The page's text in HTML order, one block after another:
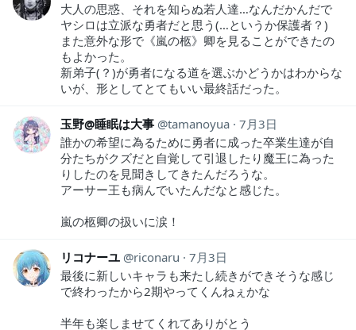
大人の思惑、それを知らぬ若人達…なんだかんだで
ヤシロは立派な勇者だと思う(…というか保護者？)
また意外な形で《嵐の柩》卿を見ることができたの
もよかった。
新弟子(？)が勇者になる道を選ぶかどうかはわからな
いが、形としてとてもいい最終話だった。
玉野@睡眠は大事 tamanoyua 7月3日
誰かの希望に為るために勇者に成った卒業生達が自
分たちがクズだと自覚して引退したり魔王に為った
りしたのを見聞きしてきたんだろうな。
アーサー王も病んでいたんだなと感じた。
嵐の柩卿の扱いに涙！
リコナーユ riconaru
7月3日
最後に新しいキャラも来たし続きができそうな感じ
で終わったから2期やってくんねぇかな
半年も楽しませてくれてありがとう